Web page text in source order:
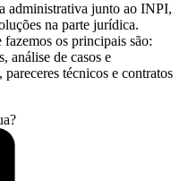
administrativa junto ao INPI,
na parte jurídica.
os principais são:
análise de casos e
técnicos e contratos